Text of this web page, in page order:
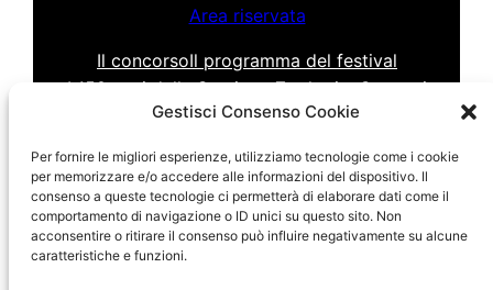
Gestisci Consenso Cookie
Per fornire le migliori esperienze, utilizziamo tecnologie come i cookie
per memorizzare e/o accedere alle informazioni del dispositivo. Il
consenso a queste tecnologie ci permetterà di elaborare dati come il
comportamento di navigazione o ID unici su questo sito. Non
acconsentire o ritirare il consenso può influire negativamente su alcune
caratteristiche e funzioni.
Area riservata
Il concorsoIl programma del festival
I 150 anni della Stazione ZoologicaContatti